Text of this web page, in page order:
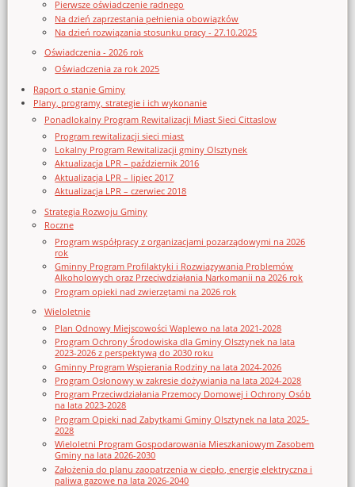
Pierwsze oświadczenie radnego
Na dzień zaprzestania pełnienia obowiązków
Na dzień rozwiązania stosunku pracy - 27.10.2025
Oświadczenia - 2026 rok
Oświadczenia za rok 2025
Raport o stanie Gminy
Plany, programy, strategie i ich wykonanie
Ponadlokalny Program Rewitalizacji Miast Sieci Cittaslow
Program rewitalizacji sieci miast
Lokalny Program Rewitalizacji gminy Olsztynek
Aktualizacja LPR – październik 2016
Aktualizacja LPR – lipiec 2017
Aktualizacja LPR – czerwiec 2018
Strategia Rozwoju Gminy
Roczne
Program współpracy z organizacjami pozarządowymi na 2026
rok
Gminny Program Profilaktyki i Rozwiązywania Problemów
Alkoholowych oraz Przeciwdziałania Narkomanii na 2026 rok
Program opieki nad zwierzętami na 2026 rok
Wieloletnie
Plan Odnowy Miejscowości Waplewo na lata 2021-2028
Program Ochrony Środowiska dla Gminy Olsztynek na lata
2023-2026 z perspektywą do 2030 roku
Gminny Program Wspierania Rodziny na lata 2024-2026
Program Osłonowy w zakresie dożywiania na lata 2024-2028
Program Przeciwdziałania Przemocy Domowej i Ochrony Osób
na lata 2023-2028
Program Opieki nad Zabytkami Gminy Olsztynek na lata 2025-
2028
Wieloletni Program Gospodarowania Mieszkaniowym Zasobem
Gminy na lata 2026-2030
Założenia do planu zaopatrzenia w ciepło, energię elektryczna i
paliwa gazowe na lata 2026-2040